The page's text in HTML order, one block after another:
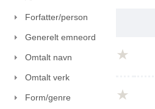
Forfatter/person
Generelt emneord
Omtalt navn
Omtalt verk
Form/genre